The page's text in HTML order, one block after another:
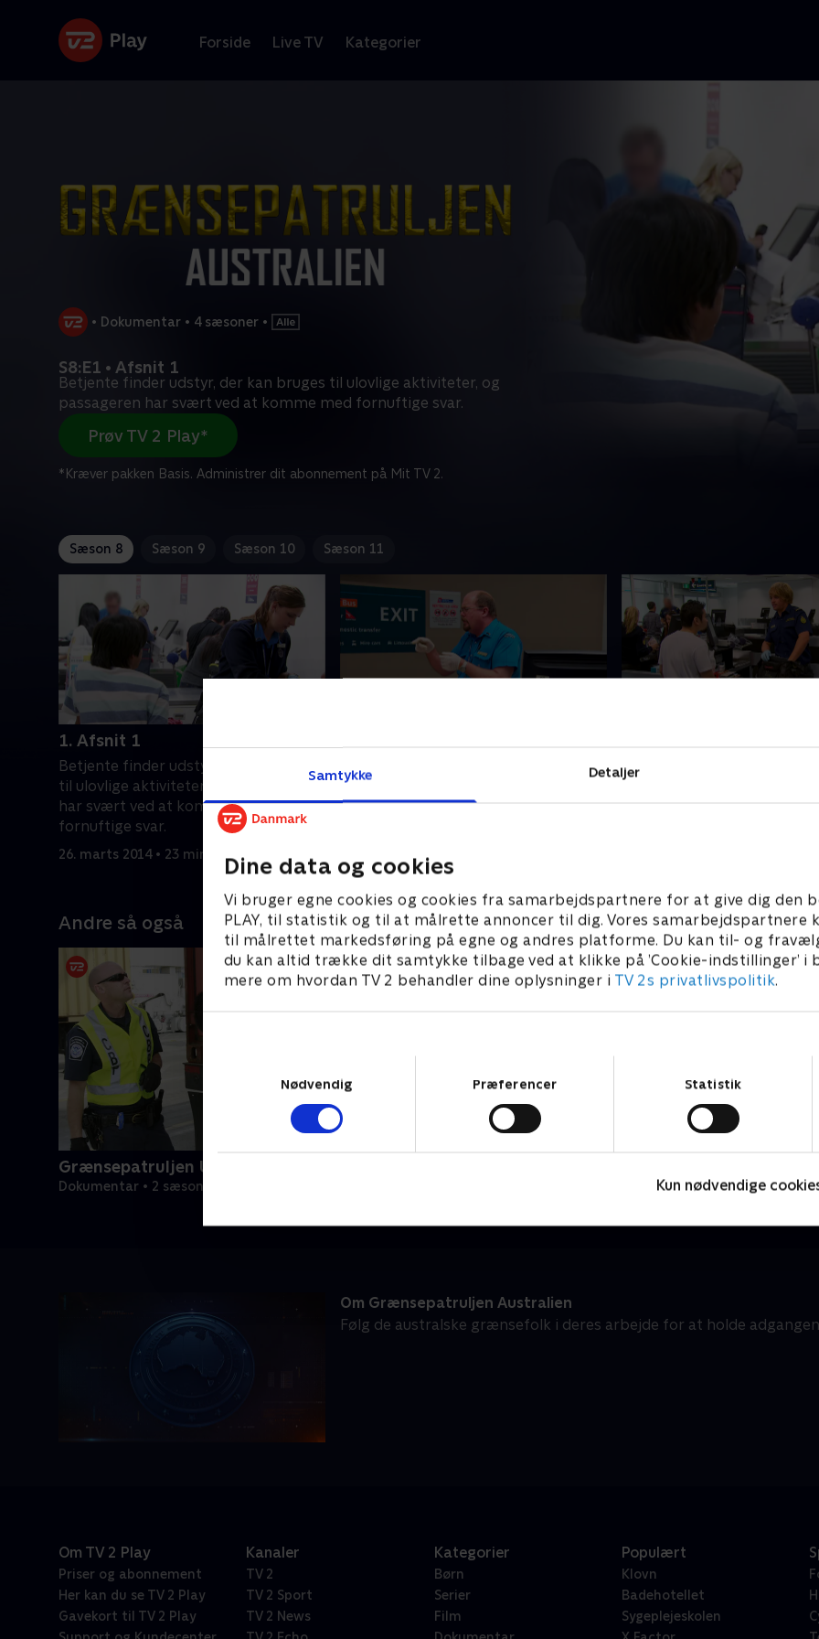
Samtykke Detaljer
Dine data og cookies
Vi bruger egne cookies og cookies fra samarbejdspartnere for at give dig den
PLAY, til statistik og til at målrette annoncer til dig. Vores samarbejdspartnere
til målrettet markedsføring på egne og andres platforme. Du kan til- og
du kan altid trække dit samtykke tilbage ved at klikke på ’Cookie-indstillinger’ i
mere om hvordan TV 2 behandler dine oplysninger i TV 2s privatlivspolitik.
Nødvendig
Præferencer Statistik
Kun nødvendige
Forside Live TV Kategorier
• Dokumentar • 4 sæsoner •
S8:E1 • Afsnit 1
Betjente finder udstyr, der kan bruges til ulovlige aktiviteter, og
passageren har svært ved at komme med fornuftige svar.
Prøv TV 2 Play*
*Kræver pakken Basis. Administrer dit abonnement på Mit TV 2.
Sæson 8 Sæson 9 Sæson 10 Sæson 11
1. Afsnit 1
Betjente finder udstyr, der kan bruges
til ulovlige aktiviteter, og passageren
har svært ved at komme med
fornuftige svar.
26. marts 2014 • 23 min
En kvinde tager dramatiske skridt for
at forhindre, at hendes taske bliver
gennemsøgt, og en pakke med mad
26. marts 2014 • 23 min
En passagers kropssprog
Andre så også
Grænsepatruljen USA
Dokumentar • 2 sæsoner
Om Grænsepatruljen Australien
Følg de australske grænsefolk i deres arbejde for at holde
Om TV 2 Play
Priser og abonnement
Her kan du se TV 2 Play
Gavekort til TV 2 Play
Kanaler
TV 2
TV 2 Sport
TV 2 News
Kategorier
Børn
Serier
Film
Populært
Klovn
Badehotellet
Sygeplejeskolen